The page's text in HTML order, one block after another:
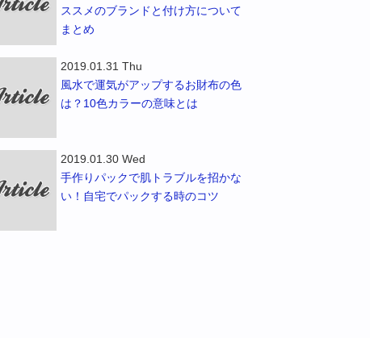
ススメのブランドと付け方について
まとめ
2019.01.31 Thu
風水で運気がアップするお財布の色
は？10色カラーの意味とは
2019.01.30 Wed
手作りパックで肌トラブルを招かな
い！自宅でパックする時のコツ